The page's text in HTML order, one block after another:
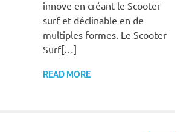
innove en créant le Scooter
surf et déclinable en de
multiples formes. Le Scooter
Surf[…]
READ MORE